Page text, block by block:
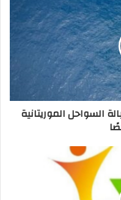
السواحل الموريتانية